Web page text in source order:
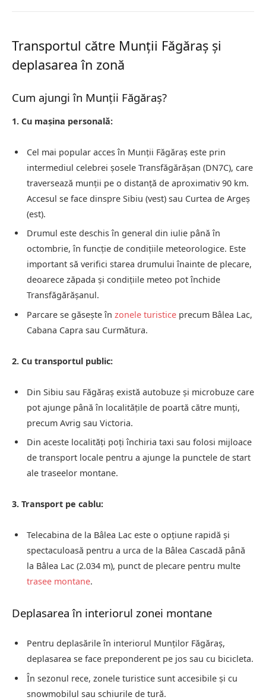
Transportul către Munții Făgăraș și
deplasarea în zonă
Cum ajungi în Munții Făgăraș?
1. Cu mașina personală:
Cel mai popular acces în Munții Făgăraș este prin
intermediul celebrei șosele Transfăgărășan (DN7C), care
traversează munții pe o distanță de aproximativ 90 km.
Accesul se face dinspre Sibiu (vest) sau Curtea de Argeș
(est).
Drumul este deschis în general din iulie până în
octombrie, în funcție de condițiile meteorologice. Este
important să verifici starea drumului înainte de plecare,
deoarece zăpada și condițiile meteo pot închide
Transfăgărășanul.
Parcare se găsește în zonele turistice precum Bâlea Lac,
Cabana Capra sau Curmătura.
2. Cu transportul public:
Din Sibiu sau Făgăraș există autobuze și microbuze care
pot ajunge până în localitățile de poartă către munți,
precum Avrig sau Victoria.
Din aceste localități poți închiria taxi sau folosi mijloace
de transport locale pentru a ajunge la punctele de start
ale traseelor montane.
3. Transport pe cablu:
Telecabina de la Bâlea Lac este o opțiune rapidă și
spectaculoasă pentru a urca de la Bâlea Cascadă până
la Bâlea Lac (2.034 m), punct de plecare pentru multe
trasee montane.
Deplasarea în interiorul zonei montane
Pentru deplasările în interiorul Munților Făgăraș,
deplasarea se face preponderent pe jos sau cu bicicleta.
În sezonul rece, zonele turistice sunt accesibile și cu
snowmobilul sau schiurile de tură.